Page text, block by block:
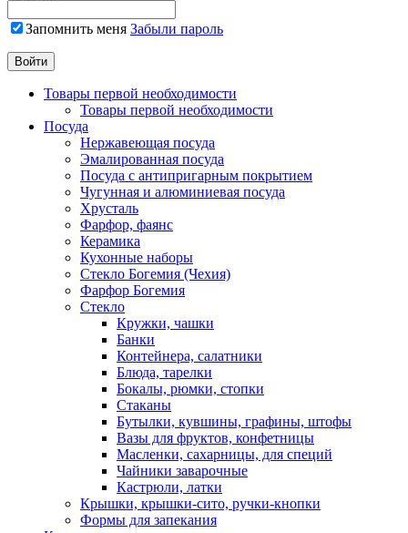
Запомнить меня Забыли пароль
Товары первой необходимости
Товары первой необходимости
Посуда
Нержавеющая посуда
Эмалированная посуда
Посуда с антипригарным покрытием
Чугунная и алюминиевая посуда
Хрусталь
Фарфор, фаянс
Керамика
Кухонные наборы
Стекло Богемия (Чехия)
Фарфор Богемия
Стекло
Кружки, чашки
Банки
Контейнера, салатники
Блюда, тарелки
Бокалы, рюмки, стопки
Стаканы
Бутылки, кувшины, графины, штофы
Вазы для фруктов, конфетницы
Масленки, сахарницы, для специй
Чайники заварочные
Кастрюли, латки
Крышки, крышки-сито, ручки-кнопки
Формы для запекания